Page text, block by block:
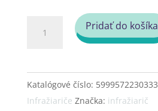
JH-
NR32-
13W,
Pridať do košíka
Katalógové číslo: 5999572230333
Infražiariče Značka: infražiarič